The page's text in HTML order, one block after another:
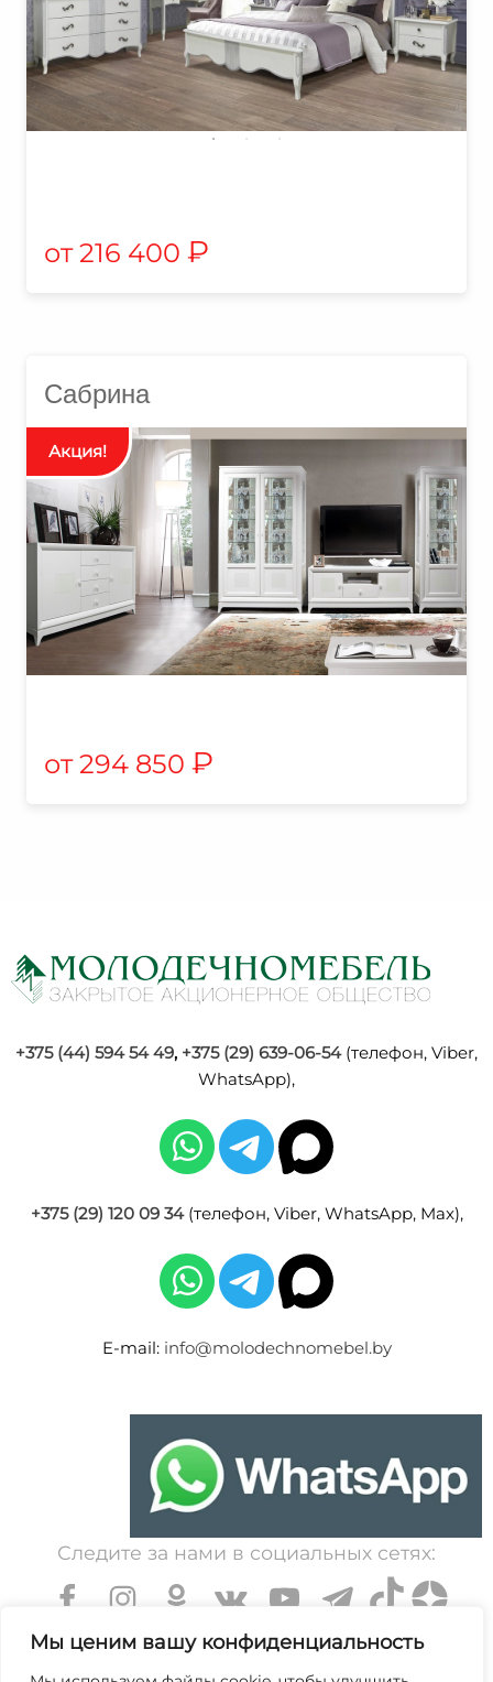
Мы ценим вашу конфиденциальность
216 400 ₽
Сабрина
294 850 ₽
+375 (44) 594 54 49, +375 (29) 639-06-54(телефон, Viber,
WhatsApp),
+375 (29) 120 09 34(телефон, Viber, WhatsApp, Max),
E-mail: info@molodechnomebel.by
Следите за нами в социальных сетях: